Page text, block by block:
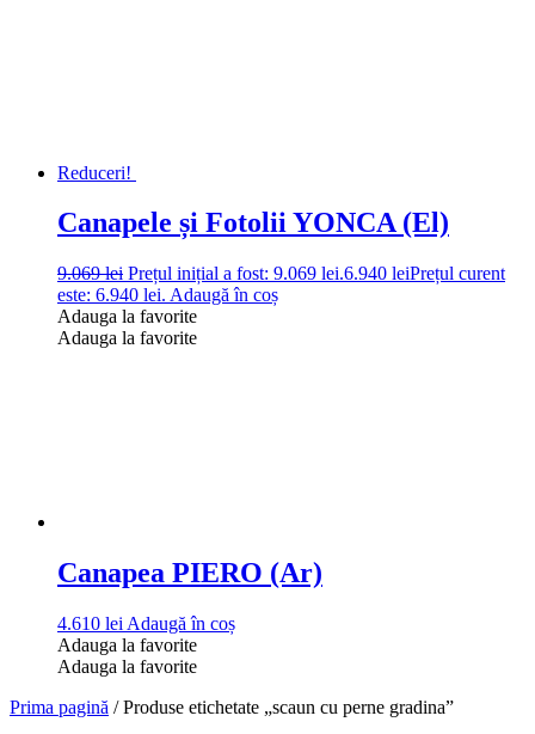
Reduceri!
Canapele și Fotolii YONCA (El)
9.069lei Prețul inițial a fost: 9.069 lei.6.940 leiPrețul curent
este: 6.940 lei. Adaugă în coș
Adauga la favorite
Adauga la favorite
Canapea PIERO (Ar)
4.610 lei Adaugă în coș
Adauga la favorite
Adauga la favorite
Prima pagină / Produse etichetate „scaun cu perne gradina”